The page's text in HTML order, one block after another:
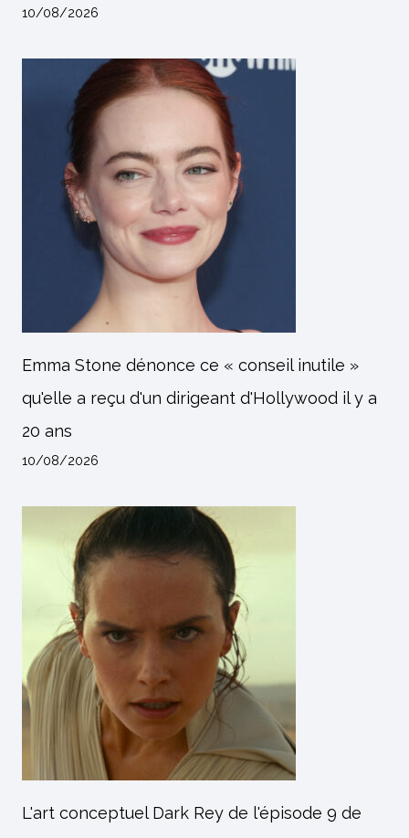
10/08/2026
Emma Stone dénonce ce « conseil inutile »
qu'elle a reçu d'un dirigeant d'Hollywood il y a
20 ans
10/08/2026
L'art conceptuel Dark Rey de l'épisode 9 de